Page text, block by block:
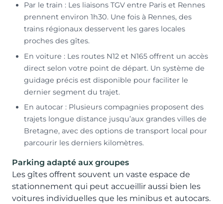
Par le train : Les liaisons TGV entre Paris et Rennes
prennent environ 1h30. Une fois à Rennes, des
trains régionaux desservent les gares locales
proches des gîtes.
En voiture : Les routes N12 et N165 offrent un accès
direct selon votre point de départ. Un système de
guidage précis est disponible pour faciliter le
dernier segment du trajet.
En autocar : Plusieurs compagnies proposent des
trajets longue distance jusqu’aux grandes villes de
Bretagne, avec des options de transport local pour
parcourir les derniers kilomètres.
Parking adapté aux groupes
Les gîtes offrent souvent un vaste espace de
stationnement qui peut accueillir aussi bien les
voitures individuelles que les minibus et autocars.